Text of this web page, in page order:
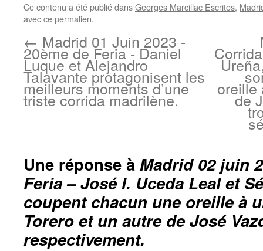
Ce contenu a été publié dansGeorges Marcillac Escritos,
avecce permalien.
← Madrid 01 Juin 2023 -
20ème de Feria - Daniel
Luque et Alejandro
Talavante protagonisent les
meilleurs moments d’une
triste corrida madrilène.
oreille
de
Une réponse à Madrid 02 juin
Feria – José I. Uceda Leal et
coupent chacun une oreille à
Torero et un autre de José
respectivement.